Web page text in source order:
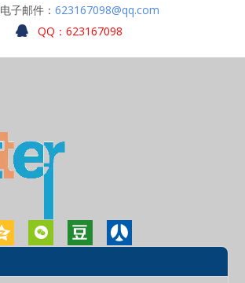
电子邮件： 623167098@qq.com
 QQ：623167098